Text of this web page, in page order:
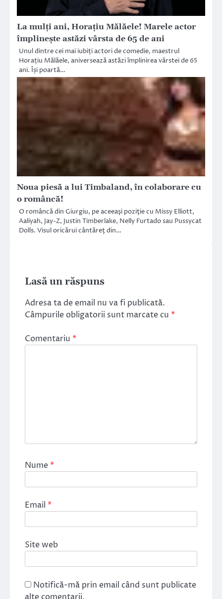
La mulți ani, Horațiu Mălăele! Marele actor
împlinește astăzi vârsta de 65 de ani
Unul dintre cei mai iubiți actori de comedie, maestrul
Horațiu Mălăele, aniversează astăzi împlinirea vârstei de 65
ani. Își poartă…
Noua piesă a lui Timbaland, în colaborare cu
o româncă!
O româncă din Giurgiu, pe aceeaşi poziţie cu Missy Elliott,
Aaliyah, Jay-Z, Justin Timberlake, Nelly Furtado sau Pussycat
Dolls. Visul oricărui cântăreţ din…
Lasă un răspuns
Adresa ta de email nu va fi publicată.
Câmpurile obligatorii sunt marcate cu *
Comentariu *
Nume*
Email *
Site web
Notifică-mă prin email când sunt publicate
alte comentarii.